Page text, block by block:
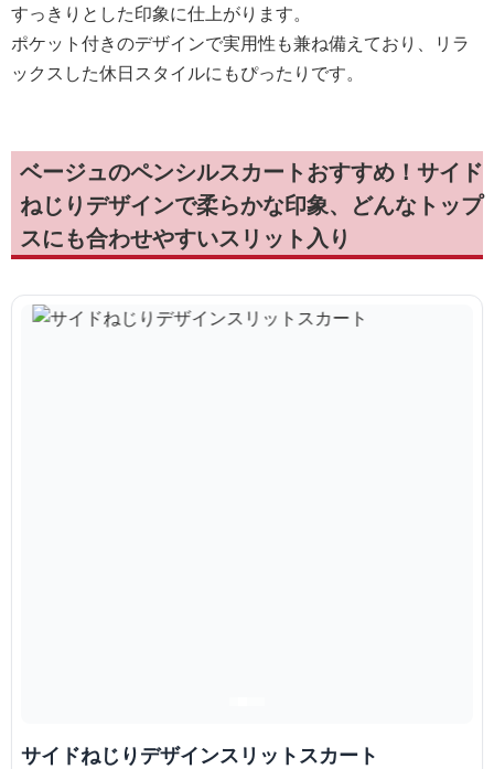
すっきりとした印象に仕上がります。
ポケット付きのデザインで実用性も兼ね備えており、リラ
ックスした休日スタイルにもぴったりです。
ベージュのペンシルスカートおすすめ！サイド
ねじりデザインで柔らかな印象、どんなトップ
スにも合わせやすいスリット入り
サイドねじりデザインスリットスカート